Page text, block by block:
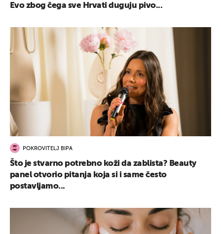
Evo zbog čega sve Hrvati duguju pivo...
POKROVITELJ BIPA
Što je stvarno potrebno koži da zablista? Beauty
panel otvorio pitanja koja si i same često
postavljamo...
UKLJUČITE NOTIFIKACIJE